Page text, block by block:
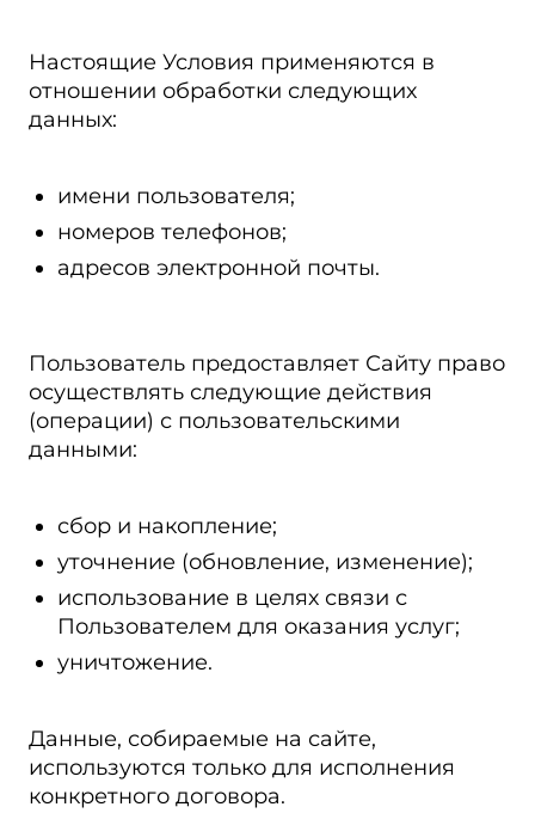
Настоящие Условия применяются в
отношении обработки следующих
данных:
имени пользователя;
номеров телефонов;
адресов электронной почты.
Пользователь предоставляет Сайту право
осуществлять следующие действия
(операции) с пользовательскими
данными:
сбор и накопление;
уточнение (обновление, изменение);
использование в целях связи с
Пользователем для оказания услуг;
уничтожение.
Данные, собираемые на сайте,
используются только для исполнения
конкретного договора.